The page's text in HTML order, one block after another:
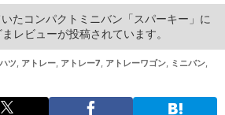
たコンパクトミニバン「スパーキー」に
レビューが投稿されています。
ツ, アトレー, アトレー7, アトレーワゴン, ミニバン,